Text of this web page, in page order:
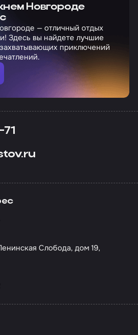
Новгороде
— отличный отдых
Здесь вы найдете лучшие
приключений
Слобода, дом 19,